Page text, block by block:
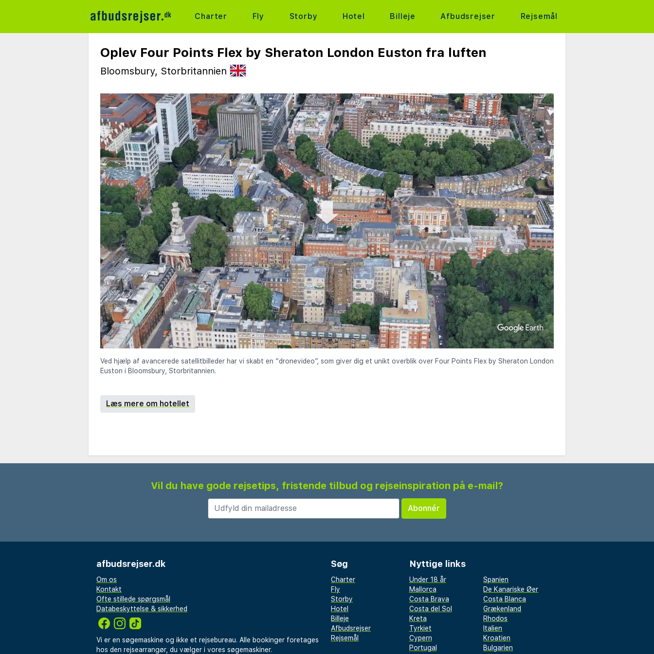
Charter Fly Storby Hotel Billeje Afbudsrejser Rejsemål
Oplev Four Points Flex by Sheraton London Euston fra luften
Bloomsbury, Storbritannien
Ved hjælp af avancerede satellitbilleder har vi skabt en “dronevideo”, som giver dig et unikt overblik over Four Points Flex by Sheraton London
Euston i Bloomsbury, Storbritannien.
Læs mere om hotellet
Vil du have gode rejsetips, fristende tilbud og rejseinspiration på e-mail?
afbudsrejser.dk
Om os
Kontakt
Ofte stillede spørgsmål
Databeskyttelse & sikkerhed
Vi er en søgemaskine og ikke et rejsebureau. Alle bookinger foretages
hos den rejsearrangør, du vælger i vores søgemaskiner.
Søg
Charter
Fly
Storby
Hotel
Billeje
Afbudsrejser
Rejsemål
Nyttige links
Under 18 år
Spanien
Mallorca
De Kanariske Øer
Costa Brava
Costa Blanca
Costa del Sol
Grækenland
Kreta
Rhodos
Tyrkiet
Italien
Cypern
Kroatien
Portugal
Bulgarien